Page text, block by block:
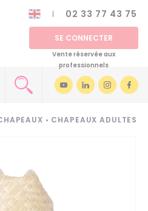
02 33 77 43 75
SE CONNECTER
Vente réservée aux
professionnels
• CHAPEAUX ADULTES